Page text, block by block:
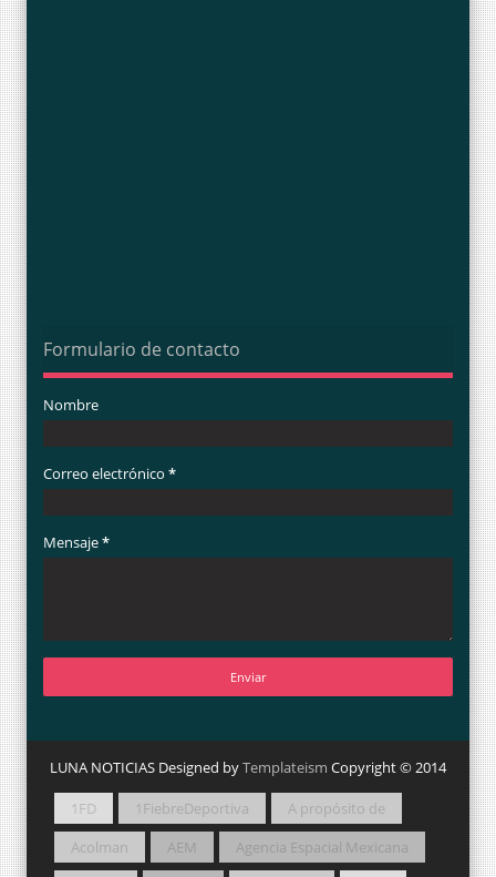
Formulario de contacto
Nombre
Correo electrónico *
Mensaje*
LUNA NOTICIAS Designed byTemplateism Copyright © 2014
1FD 1FiebreDeportiva
A propósito de
Acolman
AEM
Agencia Espacial Mexicana